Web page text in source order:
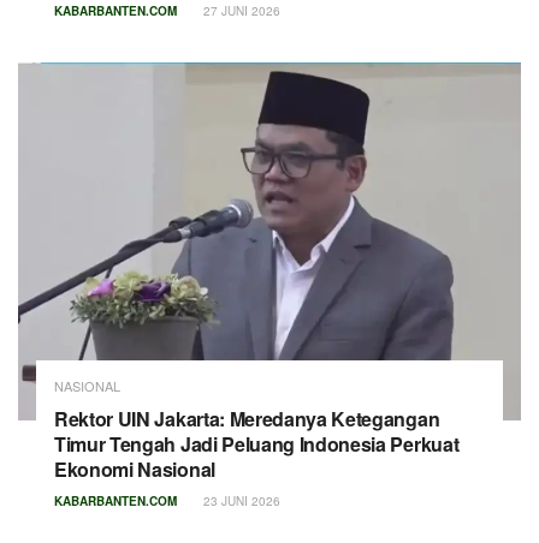
KABARBANTEN.COM 27 JUNI 2026
NASIONAL
Rektor UIN Jakarta: Meredanya Ketegangan
Timur Tengah Jadi Peluang Indonesia Perkuat
Ekonomi Nasional
KABARBANTEN.COM 23 JUNI 2026